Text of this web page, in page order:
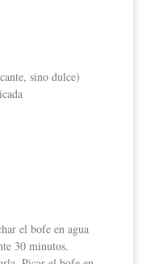
sino dulce)
el bofe en agua
30 minutos.